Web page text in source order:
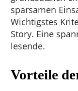
sparsamen
Wichtigstes
Story. Eine
lesende.
Vorteile